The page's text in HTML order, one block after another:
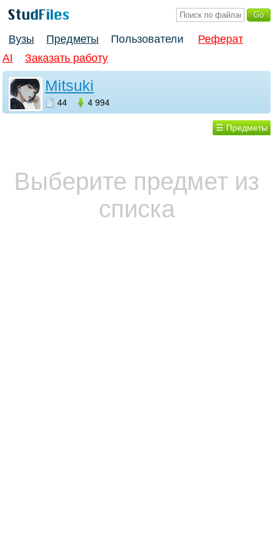
Вузы Предметы Пользователи
Реферат
AI
Заказать работу
Mitsuki
44 4 994
☰ Предметы
Выберите предмет из
списка